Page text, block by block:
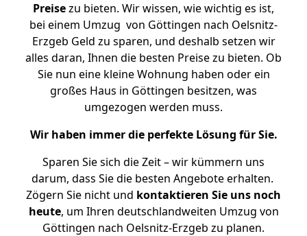
Preisezu bieten. Wir wissen, wie wichtig es ist,
bei einem Umzug von Göttingen nach Oelsnitz-
Erzgeb Geld zu sparen, und deshalb setzen wir
alles daran, Ihnen die besten Preise zu bieten. Ob
Sie nun eine kleine Wohnung haben oder ein
großes Haus in Göttingen besitzen, was
umgezogen werden muss.
Wir haben immer die perfekte Lösung für Sie.
Sparen Sie sich die Zeit – wir kümmern uns
darum, dass Sie die besten Angebote erhalten.
Zögern Sie nicht und kontaktieren Sie uns noch
heute, um Ihren deutschlandweiten Umzug von
Göttingen nach Oelsnitz-Erzgeb zu planen.